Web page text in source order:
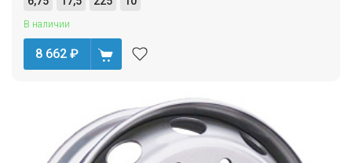
В наличии
8 662 ₽